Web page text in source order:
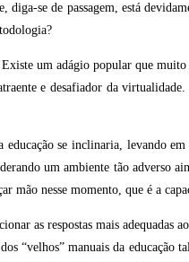
se de passagem, está
um adágio popular que
e desafiador da
se inclinaria, levando
um ambiente tão adverso
mão nesse momento, que é a
as respostas mais
“velhos” manuais da